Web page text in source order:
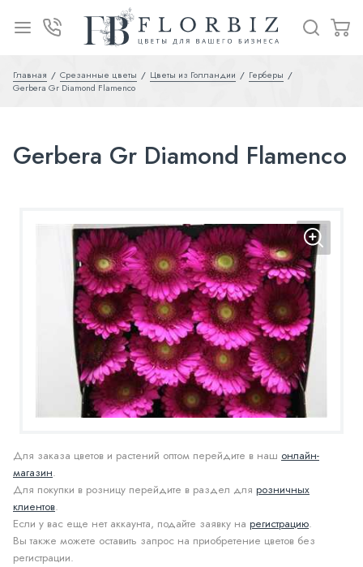
Главная Срезанные цветы Цветы из Голландии
Герберы
Gerbera Gr Diamond Flamenco
Gerbera Gr Diamond Flamenco
Для заказа цветов и растений оптом перейдите в наш онлайн-
магазин.
Для покупки в розницу перейдите в раздел для розничных
клиентов.
Если у вас еще нет аккаунта, подайте заявку на регистрацию.
Вы также можете оставить запрос на приобретение цветов без
регистрации.